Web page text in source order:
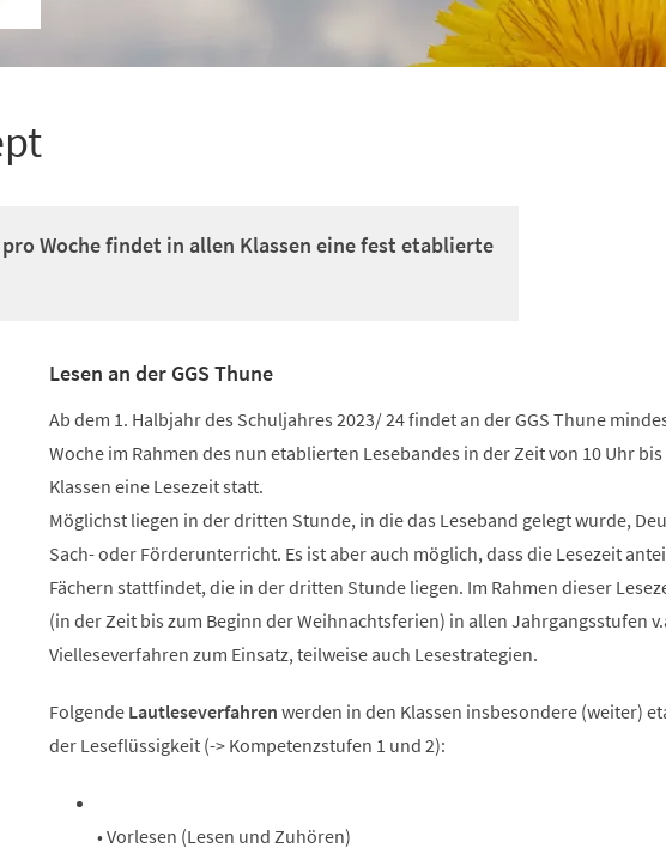
Woche findet in allen Klassen eine fest etablierte
Lesen an der GGS Thune
Ab dem 1. Halbjahr des Schuljahres 2023/ 24 findet an der GGS Thune
Woche im Rahmen des nun etablierten Lesebandes in der Zeit von 10 Uhr
Klassen eine Lesezeit statt.
Möglichst liegen in der dritten Stunde, in die das Leseband gelegt wurde,
Sach- oder Förderunterricht. Es ist aber auch möglich, dass die Lesezeit
Fächern stattfindet, die in der dritten Stunde liegen. Im Rahmen dieser
(in der Zeit bis zum Beginn der Weihnachtsferien) in allen Jahrgangsstufen
Vielleseverfahren zum Einsatz, teilweise auch Lesestrategien.
Folgende Lautleseverfahren werden in den Klassen insbesondere (weiter)
der Leseflüssigkeit (-> Kompetenzstufen 1 und 2):
• Vorlesen (Lesen und Zuhören)